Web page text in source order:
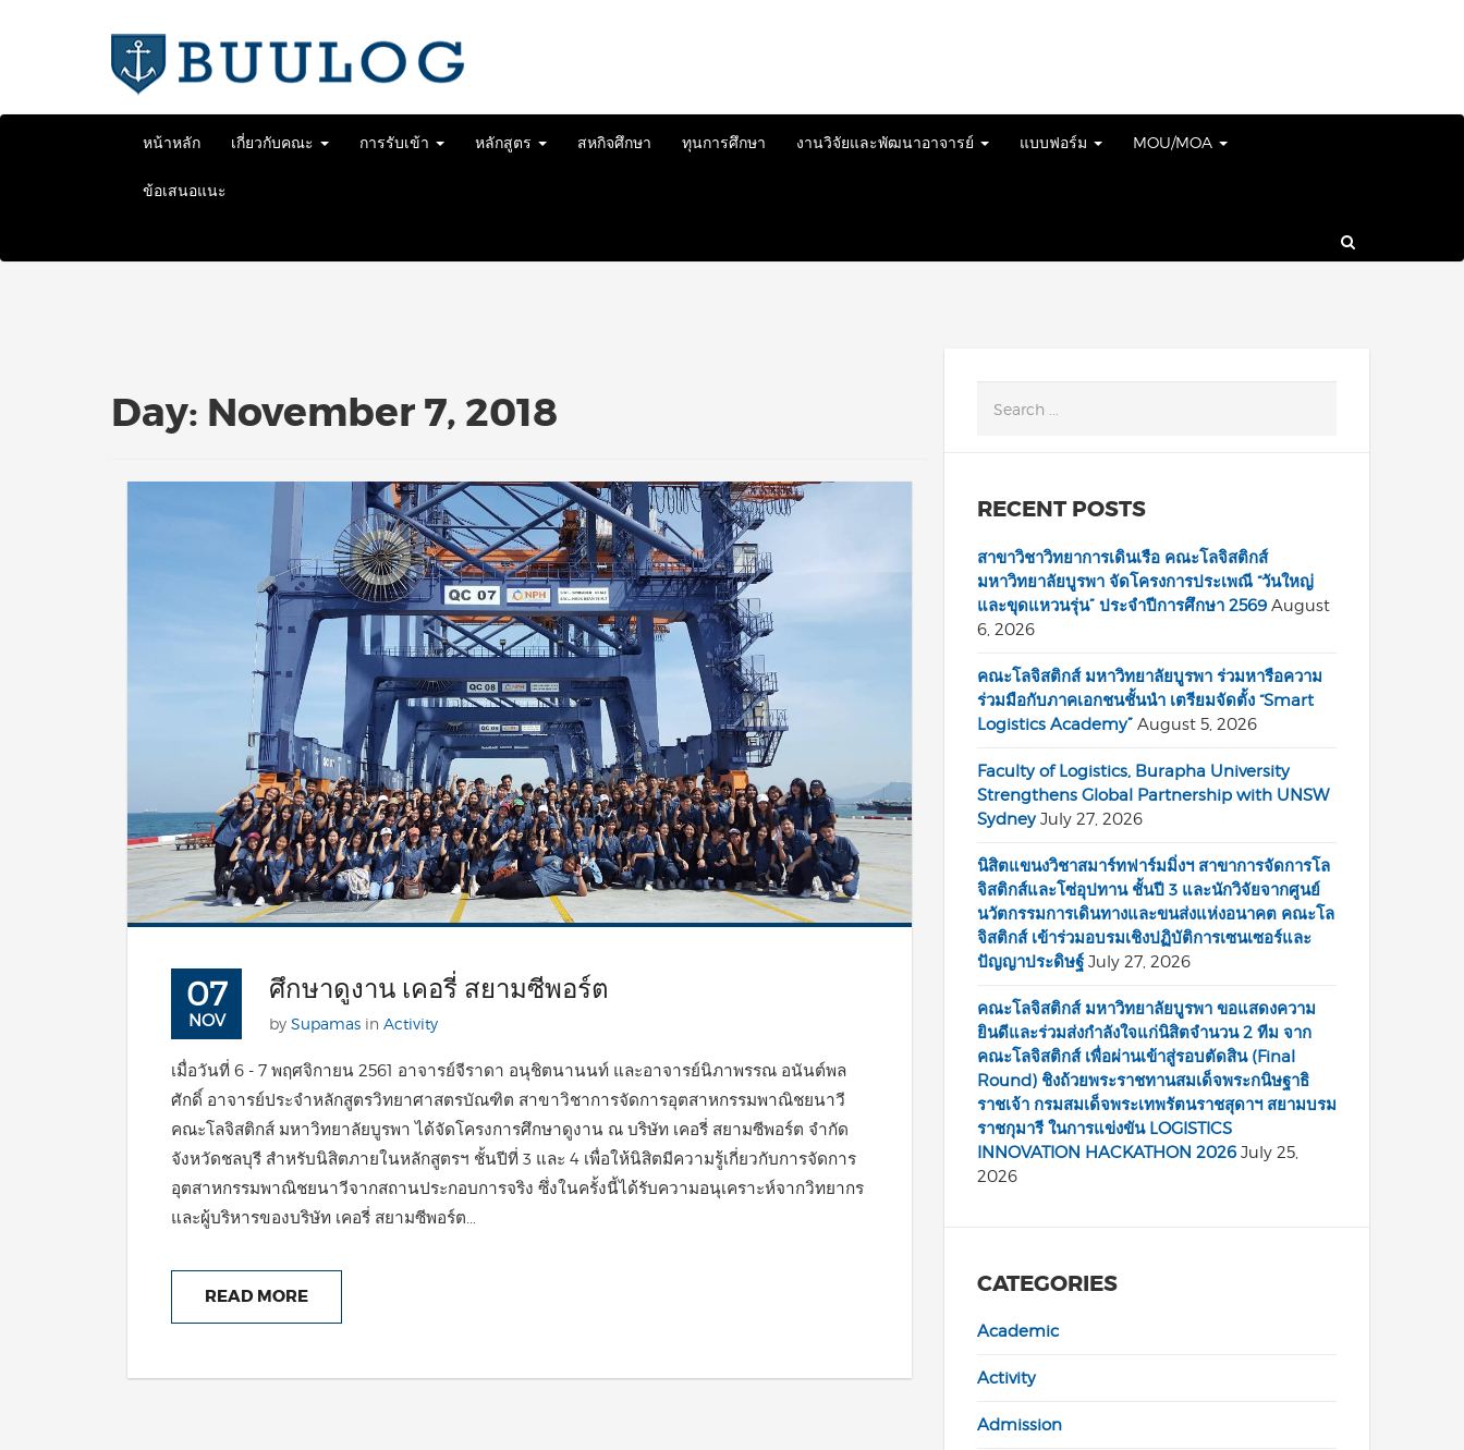
หน้าหลัก เกี่ยวกับคณะ การรับเข้า หลักสูตร สหกิจศึกษา ทุนการศึกษา งานวิจัยและพัฒนาอาจารย์ แบบฟอร์ม MOU/MOA
ข้อเสนอแนะ
Day: November 7, 2018
07
NOV
ศึกษาดูงาน เคอรี่ สยามซีพอร์ต
by Supamas in Activity
เมื่อวันที่ 6 - 7 พฤศจิกายน 2561 อาจารย์จีราดา อนุชิตนานนท์ และอาจารย์นิภาพรรณ อนันต์พล
ศักดิ์ อาจารย์ประจำหลักสูตรวิทยาศาสตรบัณฑิต สาขาวิชาการจัดการอุตสาหกรรมพาณิชยนาวี
คณะโลจิสติกส์ มหาวิทยาลัยบูรพา ได้จัดโครงการศึกษาดูงาน ณ บริษัท เคอรี่ สยามซีพอร์ต จำกัด
จังหวัดชลบุรี สำหรับนิสิตภายในหลักสูตรฯ ชั้นปีที่ 3 และ 4 เพื่อให้นิสิตมีความรู้เกี่ยวกับการจัดการ
อุตสาหกรรมพาณิชยนาวีจากสถานประกอบการจริง ซึ่งในครั้งนี้ได้รับความอนุเคราะห์จากวิทยากร
และผู้บริหารของบริษัท เคอรี่ สยามซีพอร์ต...
READ MORE
RECENT POSTS
สาขาวิชาวิทยาการเดินเรือ คณะโลจิสติกส์
มหาวิทยาลัยบูรพา จัดโครงการประเพณี “วันใหญ่
และขุดแหวนรุ่น” ประจำปีการศึกษา 2569 August
6, 2026
คณะโลจิสติกส์ มหาวิทยาลัยบูรพา ร่วมหารือความ
ร่วมมือกับภาคเอกชนชั้นนำ เตรียมจัดตั้ง “Smart
Logistics Academy” August 5, 2026
Faculty of Logistics, Burapha University
Strengthens Global Partnership with UNSW
Sydney July 27, 2026
นิสิตแขนงวิชาสมาร์ทฟาร์มมิ่งฯ สาขาการจัดการโล
จิสติกส์และโซ่อุปทาน ชั้นปี 3 และนักวิจัยจากศูนย์
นวัตกรรมการเดินทางและขนส่งแห่งอนาคต คณะโล
จิสติกส์ เข้าร่วมอบรมเชิงปฏิบัติการเซนเซอร์และ
ปัญญาประดิษฐ์ July 27, 2026
คณะโลจิสติกส์ มหาวิทยาลัยบูรพา ขอแสดงความ
ยินดีและร่วมส่งกำลังใจแก่นิสิตจำนวน 2 ทีม จาก
คณะโลจิสติกส์ เพื่อผ่านเข้าสู่รอบตัดสิน (Final
Round) ชิงถ้วยพระราชทานสมเด็จพระกนิษฐาธิ
ราชเจ้า กรมสมเด็จพระเทพรัตนราชสุดาฯ สยามบรม
ราชกุมารี ในการแข่งขัน LOGISTICS
INNOVATION HACKATHON 2026 July 25,
2026
CATEGORIES
Academic
Activity
Admission